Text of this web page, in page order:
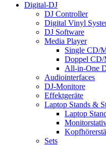
Digital-DJ
DJ Controller
Digital Vinyl
DJ Software
Media Player
Single CD/
Doppel CD/
All-in-One
Audiointerfaces
DJ-Monitore
Effektgeräte
Laptop Stands &
Laptop
Sets